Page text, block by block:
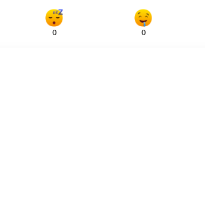
0 0